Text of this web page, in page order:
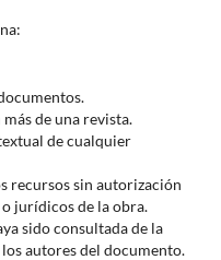
de una revista.
de cualquier
recursos sin autorización
jurídicos de la obra.
sido consultada de la
autores del documento.